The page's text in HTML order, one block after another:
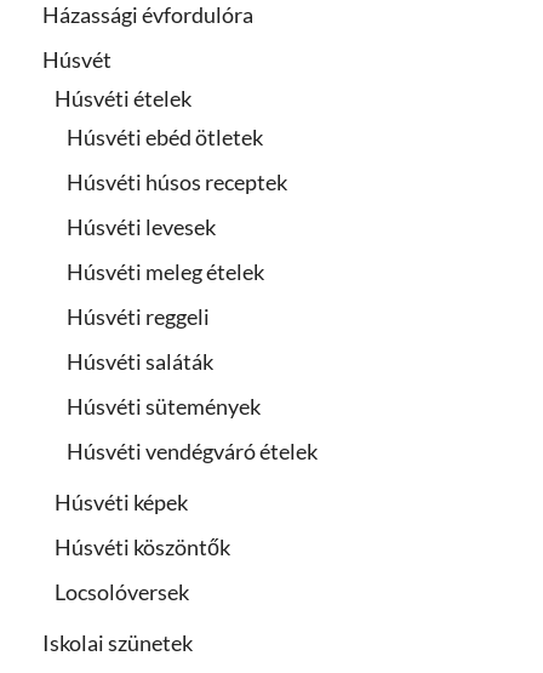
Házassági évfordulóra
Húsvét
Húsvéti ételek
Húsvéti ebéd ötletek
Húsvéti húsos receptek
Húsvéti levesek
Húsvéti meleg ételek
Húsvéti reggeli
Húsvéti saláták
Húsvéti sütemények
Húsvéti vendégváró ételek
Húsvéti képek
Húsvéti köszöntők
Locsolóversek
Iskolai szünetek